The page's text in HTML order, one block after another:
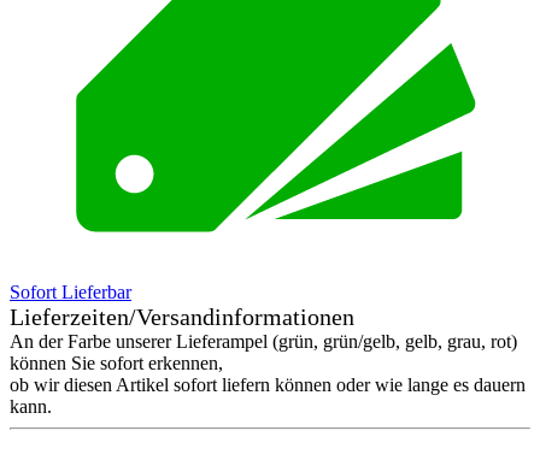
Sofort Lieferbar
Lieferzeiten/Versandinformationen
An der Farbe unserer Lieferampel (grün, grün/gelb, gelb, grau, rot)
können Sie sofort erkennen,
ob wir diesen Artikel sofort liefern können oder wie lange es dauern
kann.